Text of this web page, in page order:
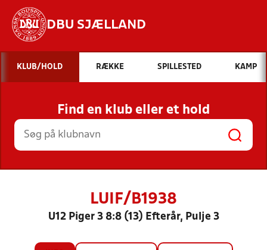
DBU SJÆLLAND
Hvad vil du søge efter?
INDHOLD OG NYHEDER
STILLINGER, RESULTATER, KLUBBER OG
HOLD
KLUB/HOLD RÆKKE SPILLESTED KAMP
Find en klub eller et hold
LUIF/B1938
U12 Piger 3 8:8 (13) Efterår, Pulje 3